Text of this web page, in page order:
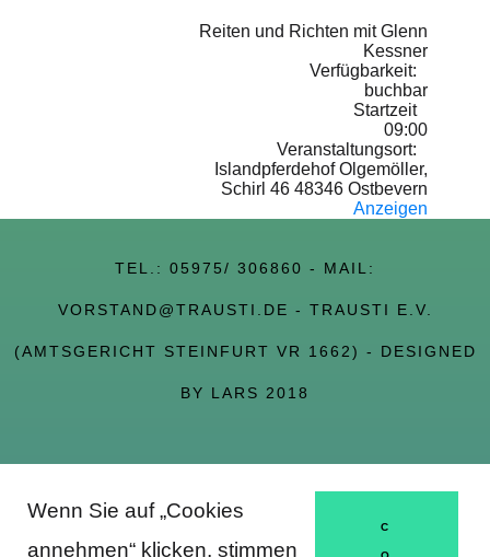
Reiten und Richten mit Glenn
Kessner
Verfügbarkeit:
buchbar
Startzeit
09:00
Veranstaltungsort:
Islandpferdehof Olgemöller,
Schirl 46 48346 Ostbevern
Anzeigen
TEL.: 05975/ 306860 - MAIL:
VORSTAND@TRAUSTI.DE - TRAUSTI E.V.
(AMTSGERICHT STEINFURT VR 1662) - DESIGNED
BY LARS 2018
About Trausti e.V.
Wenn Sie auf „Cookies
annehmen“ klicken, stimmen
C